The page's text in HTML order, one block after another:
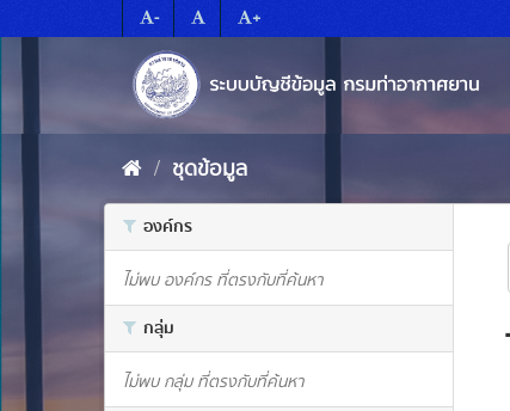
to
- +
ชุดข้อมูล
องค์กร
ไม่พบ องค์กร ที่ตรงกับที่ค้นหา
กลุ่ม
ไม่พบ กลุ่ม ที่ตรงกับที่ค้นหา